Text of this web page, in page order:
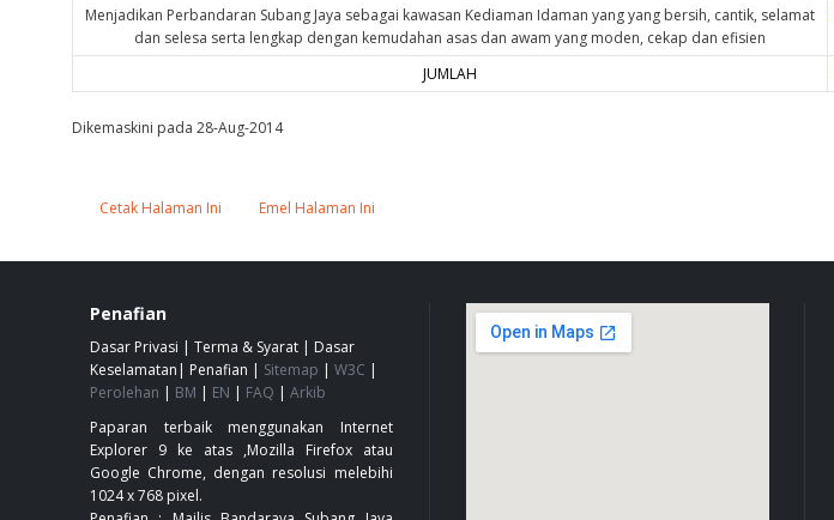
Menjadikan Perbandaran Subang Jaya sebagai kawasan Kediaman Idaman yang yang bersih, cantik, selamat
dan selesa serta lengkap dengan kemudahan asas dan awam yang moden, cekap dan efisien
JUMLAH
Dikemaskini pada 28-Aug-2014
Cetak Halaman Ini Emel Halaman Ini
Penafian
Dasar Privasi | Terma & Syarat | Dasar
Keselamatan | Penafian | Sitemap | W3C |
Perolehan | BM | EN | FAQ | Arkib
Paparan terbaik menggunakan Internet
Explorer 9 ke atas ,Mozilla Firefox atau
Google Chrome, dengan resolusi melebihi
1024 x 768 pixel.